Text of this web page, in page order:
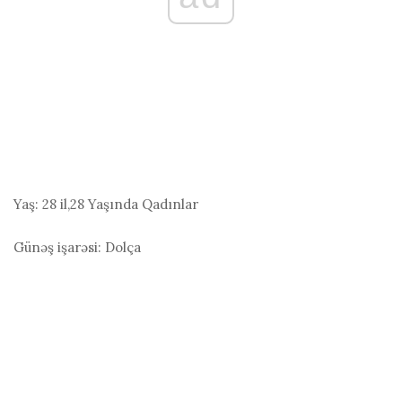
Yaş: 28 il,28 Yaşında Qadınlar
Günəş işarəsi: Dolça